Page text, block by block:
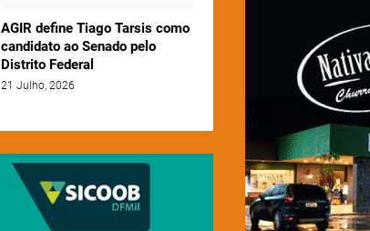
AGIR define Tiago Tarsis como
candidato ao Senado pelo
Distrito Federal
21 Julho, 2026